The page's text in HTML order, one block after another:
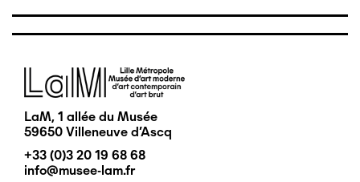
Image
LaM, 1 allée du Musée
59650 Villeneuve d'Ascq
+33 (0)3 20 19 68 68
info@musee-lam.fr